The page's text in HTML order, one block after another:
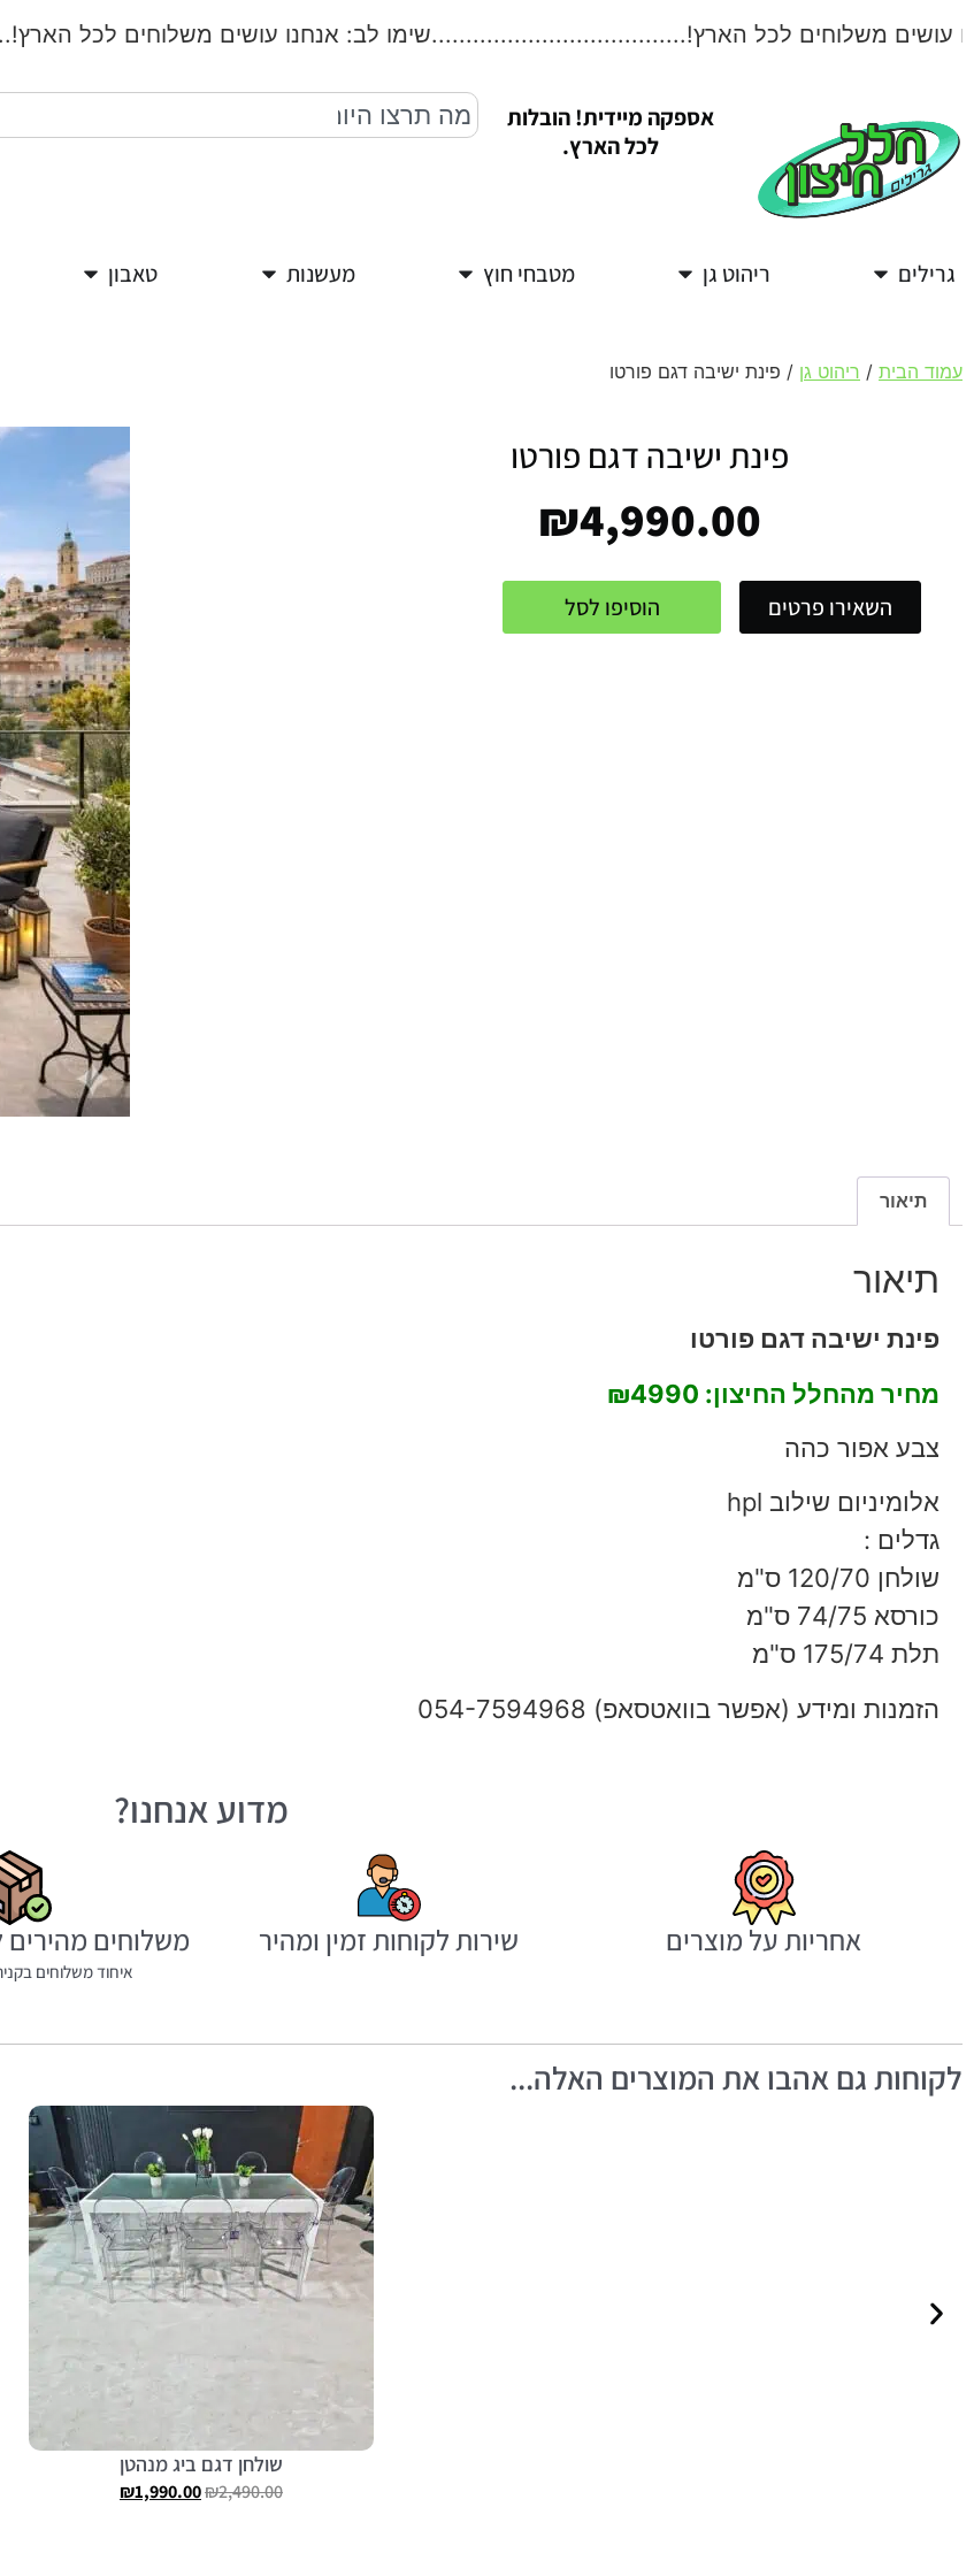
עושים משלוחים לכל הארץ!.....................................שימו לב: אנחנו עושים משלוחים לכל
אספקה מיידית! הובלות
לכל הארץ.
גרילים ריהוט גן מטבחי חוץ מעשנות טאבון
עמוד הבית / ריהוט גן / פינת ישיבה דגם פורטו
פינת ישיבה דגם פורטו
₪4,990.00
השאירו פרטים הוסיפו לסל
תיאור
תיאור
פינת ישיבה דגם פורטו
מחיר מהחלל החיצון:
צבע אפור כהה
אלומיניום שילוב hpl
גדלים :
שולחן 120/70 ס"מ
כורסא 74/75 ס"מ
תלת 175/74 ס"מ
הזמנות ומידע (אפשר בוואטסאפ) 054-7594968
מדוע אנחנו?
אחריות על מוצרים שירות לקוחות זמין ומהיר משלוחים
איחוד משלוחים
לקוחות גם אהבו את המוצרים האלה...
שולחן דגם ביג מנהטן
₪2,490.00
₪1,990.00